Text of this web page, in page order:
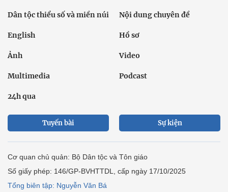
Dân tộc thiểu số và miền núi Nội dung chuyên đề
English Hồ sơ
Ảnh Video
Multimedia Podcast
24h qua
Tuyến bài Sự kiện
Cơ quan chủ quản: Bộ Dân tộc và Tôn giáo
Số giấy phép: 146/GP-BVHTTDL, cấp ngày 17/10/2025
Tổng biên tập: Nguyễn Văn Bá